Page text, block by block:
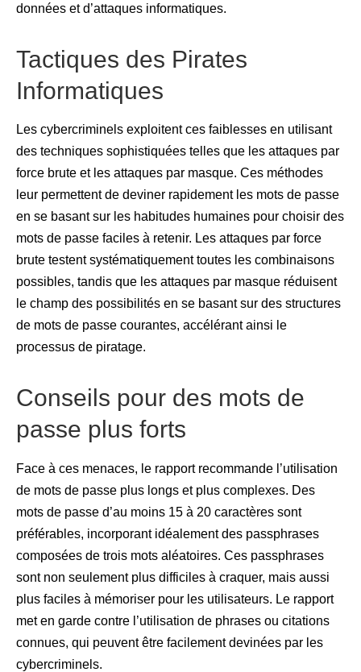
données et d’attaques informatiques.
Tactiques des Pirates
Informatiques
Les cybercriminels exploitent ces faiblesses en utilisant
des techniques sophistiquées telles que les attaques par
force brute et les attaques par masque. Ces méthodes
leur permettent de deviner rapidement les mots de passe
en se basant sur les habitudes humaines pour choisir des
mots de passe faciles à retenir. Les attaques par force
brute testent systématiquement toutes les combinaisons
possibles, tandis que les attaques par masque réduisent
le champ des possibilités en se basant sur des structures
de mots de passe courantes, accélérant ainsi le
processus de piratage.
Conseils pour des mots de
passe plus forts
Face à ces menaces, le rapport recommande l’utilisation
de mots de passe plus longs et plus complexes. Des
mots de passe d’au moins 15 à 20 caractères sont
préférables, incorporant idéalement des passphrases
composées de trois mots aléatoires. Ces passphrases
sont non seulement plus difficiles à craquer, mais aussi
plus faciles à mémoriser pour les utilisateurs. Le rapport
met en garde contre l’utilisation de phrases ou citations
connues, qui peuvent être facilement devinées par les
cybercriminels.